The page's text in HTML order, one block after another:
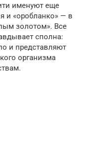
именуют еще
и «оробланко» — в
золотом». Все
сполна:
и представляют
организма